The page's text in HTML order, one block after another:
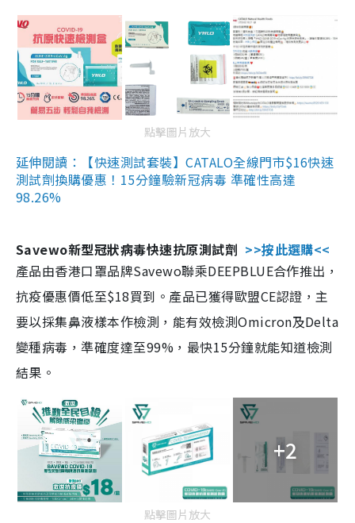
點擊圖片放大
延伸閱讀：【快速測試套裝】CATALO全線門市$16快速
測試劑換購優惠！15分鐘驗新冠病毒 準確性高達
98.26%
Savewo新型冠狀病毒快速抗原測試劑 >>按此選購<<
產品由香港口罩品牌Savewo聯乘DEEPBLUE合作推出，
抗疫優惠價低至$18買到。產品已獲得歐盟CE認證，主
要以採集鼻液樣本作檢測，能有效檢測Omicron及Delta
變種病毒，準確度達至99%，最快15分鐘就能知道檢測
結果。
+2
點擊圖片放大